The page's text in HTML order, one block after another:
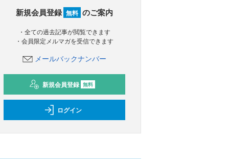
新規会員登録 無料 のご案内
・全ての過去記事が閲覧できます
・会員限定メルマガを受信できます
メールバックナンバー
新規会員登録 無料
ログイン